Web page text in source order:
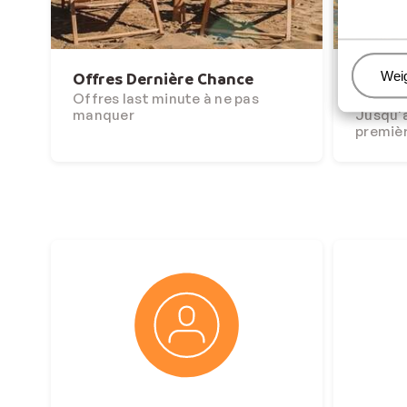
Offres Dernière Chance
Offres last minute à ne pas
manquer
Et si
hiver ?